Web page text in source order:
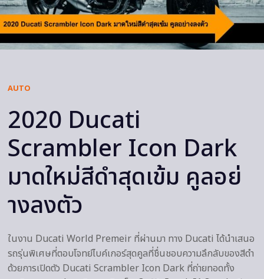
AUTO
2020 Ducati
Scrambler Icon Dark
มาดใหม่สีดำสุดเข้ม คูลอย่
างลงตัว
ในงาน Ducati World Premeir ที่ผ่านมา ทาง Ducati ได้นำเสนอ
รถรุ่นพิเศษที่ตอบโจทย์ไบค์เกอร์สุดคูลที่ชื่นชอบความลึกลับของสีดำ
ด้วยการเปิดตัว Ducati Scrambler Icon Dark ที่ถ่ายทอดทั้ง